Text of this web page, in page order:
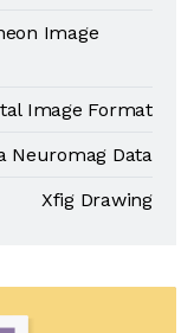
Image
Image Format
Neuromag Data
Xfig Drawing